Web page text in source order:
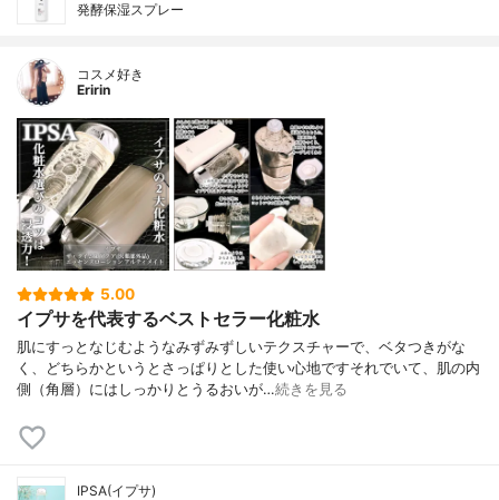
発酵保湿スプレー
コスメ好き
Eririn
5.00
イプサを代表するベストセラー化粧水
肌にすっとなじむようなみずみずしいテクスチャーで、ベタつきがな
く、どちらかというとさっぱりとした使い心地ですそれでいて、肌の内
側（角層）にはしっかりとうるおいが…続きを見る
IPSA(イプサ)